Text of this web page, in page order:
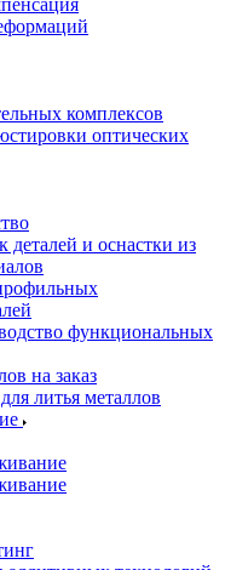
комплексов
оптических
деталей и оснастки из
функциональных
на заказ
литья металлов